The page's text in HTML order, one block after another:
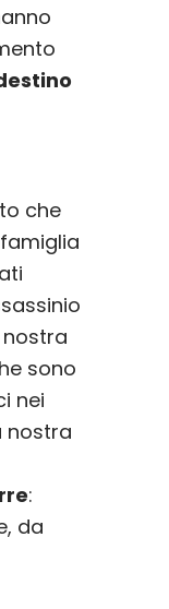
che
sono
nei
nostra
:
da